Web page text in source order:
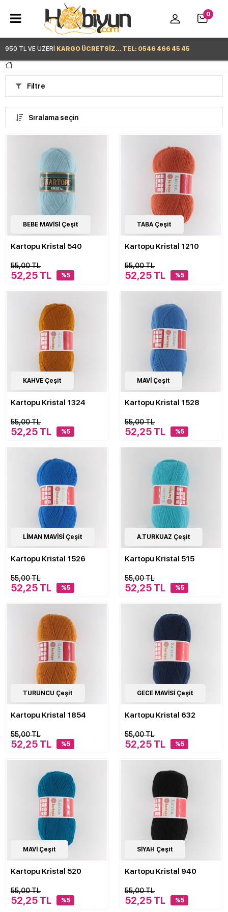
950 TL VE ÜZERİ KARGO ÜCRETSİZ... TEL: 0546 466 45 45
0
Filtre
Sıralama seçin
62Çeşit
BEBE MAVİSİ Çeşit
Kartopu Kristal 540
55,00 TL
52,25 TL %5
62Çeşit
TABA Çeşit
Kartopu Kristal 1210
55,00 TL
52,25 TL %5
62Çeşit
KAHVE Çeşit
Kartopu Kristal 1324
55,00 TL
52,25 TL %5
62Çeşit
MAVİ Çeşit
Kartopu Kristal 1528
55,00 TL
52,25 TL %5
62Çeşit
LİMAN MAVİSİ Çeşit
Kartopu Kristal 1526
55,00 TL
52,25 TL %5
62Çeşit
A.TURKUAZ Çeşit
Kartopu Kristal 515
55,00 TL
52,25 TL %5
62Çeşit
TURUNCU Çeşit
Kartopu Kristal 1854
55,00 TL
52,25 TL %5
62Çeşit
GECE MAVİSİ Çeşit
Kartopu Kristal 632
55,00 TL
52,25 TL %5
62Çeşit
MAVİ Çeşit
Kartopu Kristal 520
55,00 TL
52,25 TL %5
62Çeşit
SİYAH Çeşit
Kartopu Kristal 940
55,00 TL
52,25 TL %5